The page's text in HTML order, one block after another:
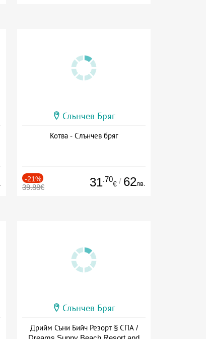
Слънчев Бряг
Котва - Слънчев бряг
-21%
39.88€ 31.70
€ / 62лв.
Слънчев Бряг
Дрийм Съни Бийч Резорт § СПА /